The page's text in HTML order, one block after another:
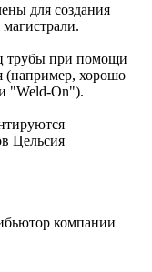
для создания
трубы при помощи
(например, хорошо
"Weld-On").
Цельсия
компании